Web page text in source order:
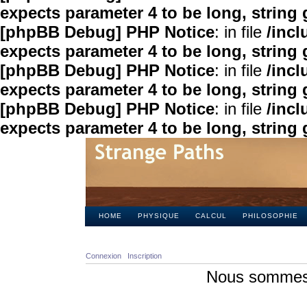
expects parameter 4 to be long, string
[phpBB Debug] PHP Notice: in file /
expects parameter 4 to be long, string
[phpBB Debug] PHP Notice: in file /
expects parameter 4 to be long, string
[phpBB Debug] PHP Notice: in file /
expects parameter 4 to be long, string
HOME PHYSIQUE CALCUL PHILOSOPHIE
Connexion Inscription
Nous